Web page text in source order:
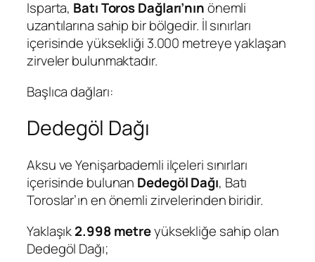
Isparta, Batı Toros Dağları’nınönemli
uzantılarına sahip bir bölgedir. İl sınırları
içerisinde yüksekliği 3.000 metreye yaklaşan
zirveler bulunmaktadır.
Başlıca dağları:
Dedegöl Dağı
Aksu ve Yenişarbademli ilçeleri sınırları
içerisinde bulunan Dedegöl Dağı, Batı
Toroslar’ın en önemli zirvelerinden biridir.
Yaklaşık2.998 metreyüksekliğe sahip olan
Dedegöl Dağı;